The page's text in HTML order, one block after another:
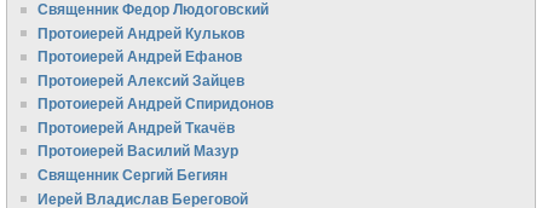
Священник Федор Людоговский
Протоиерей Андрей Кульков
Протоиерей Андрей Ефанов
Протоиерей Алексий Зайцев
Протоиерей Андрей Спиридонов
Протоиерей Андрей Ткачёв
Протоиерей Василий Мазур
Священник Сергий Бегиян
Иерей Владислав Береговой